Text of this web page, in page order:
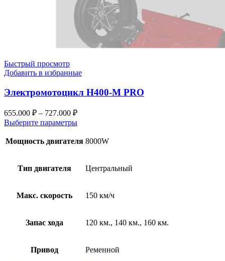
Быстрый просмотр
Добавить в избранные
Электромотоцикл H400-M PRO
655.000 ₽ – 727.000 ₽
Выберите параметры
Мощность двигателя 8000W
Тип двигателя Центральный
Макс. скорость 150 км/ч
Запас хода 120 км., 140 км., 160 км.
Привод Ременной